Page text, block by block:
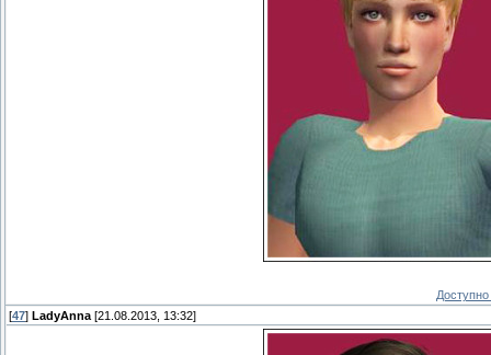
[47] LadyAnna [21.08.2013, 13:32]